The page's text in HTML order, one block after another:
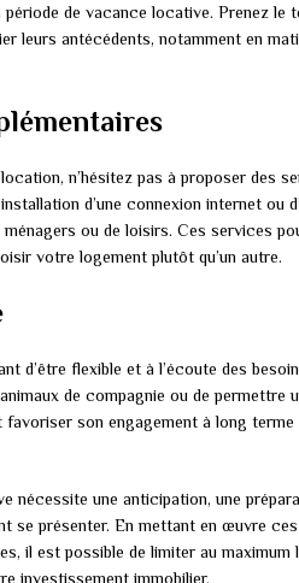
de vacance locative. Prenez le
leurs antécédents, notamment en
n’hésitez pas à proposer des
d’une connexion internet ou
ménagers ou de loisirs. Ces services
votre logement plutôt qu’un autre.
d’être flexible et à l’écoute des
de compagnie ou de permettre
son engagement à long terme
nécessite une anticipation, une
se présenter. En mettant en œuvre
il est possible de limiter au maximum
investissement immobilier.